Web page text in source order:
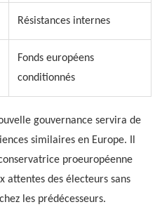
Résistances internes
Fonds européens
conditionnés
gouvernance servira de
similaires en Europe. Il
proeuropéenne
attentes des électeurs sans
les prédécesseurs.